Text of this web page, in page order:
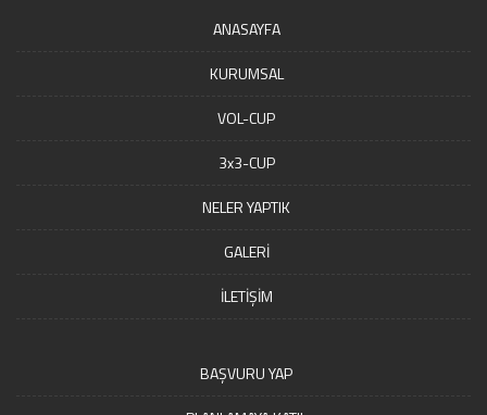
ANASAYFA
KURUMSAL
VOL-CUP
3x3-CUP
NELER YAPTIK
GALERİ
İLETİŞİM
BAŞVURU YAP